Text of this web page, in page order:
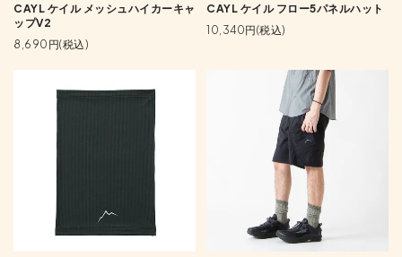
CAYL ケイル メッシュハイカーキャ
ップV2
8,690円(税込)
CAYL ケイル フロー5パネルハット
10,340円(税込)